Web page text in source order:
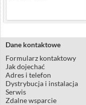
Dane kontaktowe
Formularz kontaktowy
Jak dojechać
Adres i telefon
Dystrybucja i instalacja
Serwis
Zdalne wsparcie